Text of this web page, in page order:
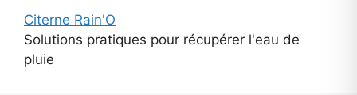
Citerne Rain'O
Solutions pratiques pour récupérer l'eau de
pluie